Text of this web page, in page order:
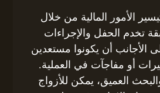
الأمور المالية من خلال
تخدم الحفل والإجراءات
الأجانب أن يكونوا مستعدين
أو مفاجآت في العملية.
العميق، يمكن للأزواج